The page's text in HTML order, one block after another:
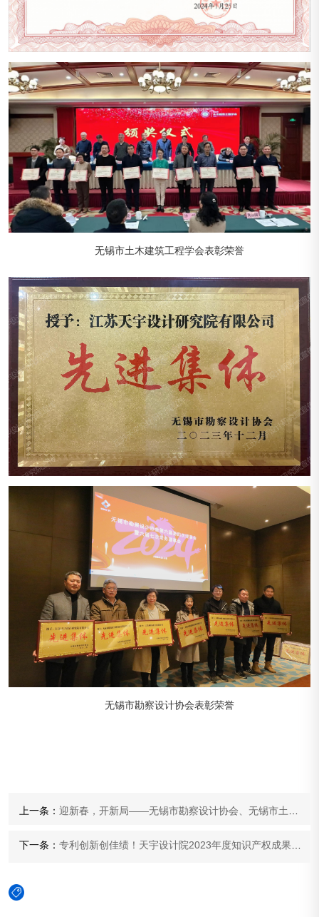
无锡市土木建筑工程学会表彰荣誉
无锡市勘察设计协会表彰荣誉
上一条： 迎新春，开新局——无锡市勘察设计协会、无锡市土木建筑工程学会莅临我院考察调研
下一条： 专利创新创佳绩！天宇设计院2023年度知识产权成果展示